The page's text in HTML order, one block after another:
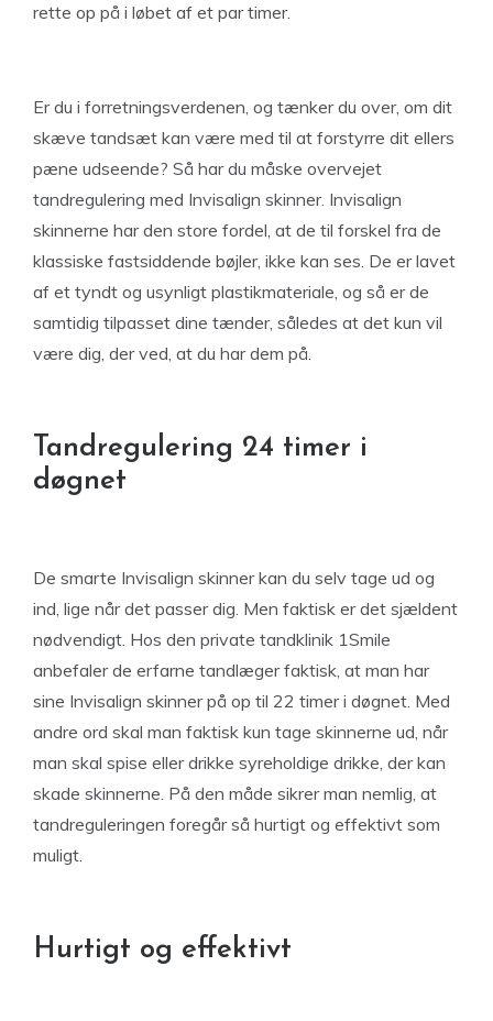
rette op på i løbet af et par timer.
Er du i forretningsverdenen, og tænker du over, om dit
skæve tandsæt kan være med til at forstyrre dit ellers
pæne udseende? Så har du måske overvejet
tandregulering med Invisalign skinner. Invisalign
skinnerne har den store fordel, at de til forskel fra de
klassiske fastsiddende bøjler, ikke kan ses. De er lavet
af et tyndt og usynligt plastikmateriale, og så er de
samtidig tilpasset dine tænder, således at det kun vil
være dig, der ved, at du har dem på.
Tandregulering 24 timer i
døgnet
De smarte Invisalign skinner kan du selv tage ud og
ind, lige når det passer dig. Men faktisk er det sjældent
nødvendigt. Hos den private tandklinik 1Smile
anbefaler de erfarne tandlæger faktisk, at man har
sine Invisalign skinner på op til 22 timer i døgnet. Med
andre ord skal man faktisk kun tage skinnerne ud, når
man skal spise eller drikke syreholdige drikke, der kan
skade skinnerne. På den måde sikrer man nemlig, at
tandreguleringen foregår så hurtigt og effektivt som
muligt.
Hurtigt og effektivt